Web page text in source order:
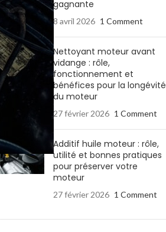
gagnante
8 avril 2026 1 Comment
Nettoyant moteur avant
vidange : rôle,
fonctionnement et
bénéfices pour la longévité
du moteur
27 février 2026 1 Comment
Additif huile moteur : rôle,
utilité et bonnes pratiques
pour préserver votre
moteur
27 février 2026 1 Comment